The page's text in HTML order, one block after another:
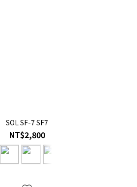
SOL SF-7 SF7
NT$2,800